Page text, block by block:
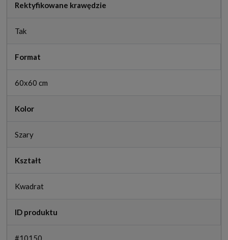
Rektyfikowane krawędzie
Tak
Format
60x60 cm
Kolor
Szary
Kształt
Kwadrat
ID produktu
#10150